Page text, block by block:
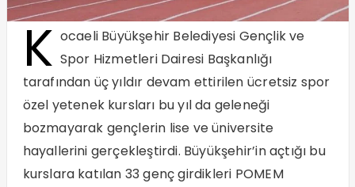
K ocaeli Büyükşehir Belediyesi Gençlik ve
Spor Hizmetleri Dairesi Başkanlığı
tarafından üç yıldır devam ettirilen ücretsiz spor
özel yetenek kursları bu yıl da geleneği
bozmayarak gençlerin lise ve üniversite
hayallerini gerçekleştirdi. Büyükşehir’in açtığı bu
kurslara katılan 33 genç girdikleri POMEM